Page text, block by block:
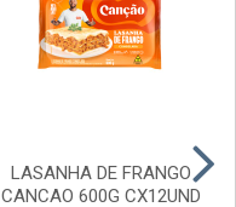
LASANHA DE FRANGO
CANCAO 600G CX12UND